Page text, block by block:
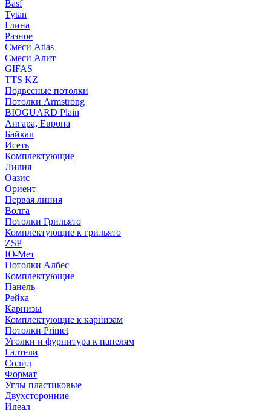
Basf
Tytan
Глина
Разное
Смеси Atlas
Смеси Алит
GIFAS
TTS KZ
Подвесные потолки
Потолки Armstrong
BIOGUARD Plain
Ангара, Европа
Байкал
Исеть
Комплектующие
Лилия
Оазис
Ориент
Первая линия
Волга
Потолки Грильято
Комплектующие к грильято
ZSP
Ю-Мет
Потолки Албес
Комплектующие
Панель
Рейка
Карнизы
Комплектующие к карнизам
Потолки Primet
Уголки и фурнитура к панелям
Галтели
Солид
Формат
Углы пластиковые
Двухсторонние
Идеал